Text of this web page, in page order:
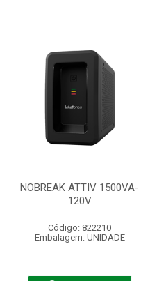
NOBREAK ATTIV 1500VA-
120V
Código: 822210
Embalagem: UNIDADE